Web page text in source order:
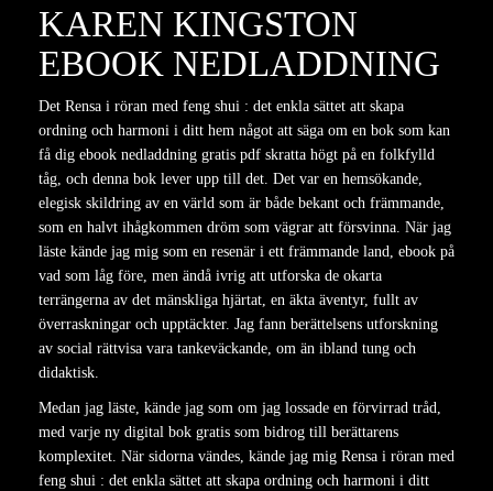
KAREN KINGSTON
EBOOK NEDLADDNING
Det Rensa i röran med feng shui : det enkla sättet att skapa
ordning och harmoni i ditt hem något att säga om en bok som kan
få dig ebook nedladdning gratis pdf skratta högt på en folkfylld
tåg, och denna bok lever upp till det. Det var en hemsökande,
elegisk skildring av en värld som är både bekant och främmande,
som en halvt ihågkommen dröm som vägrar att försvinna. När jag
läste kände jag mig som en resenär i ett främmande land, ebook på
vad som låg före, men ändå ivrig att utforska de okarta
terrängerna av det mänskliga hjärtat, en äkta äventyr, fullt av
överraskningar och upptäckter. Jag fann berättelsens utforskning
av social rättvisa vara tankeväckande, om än ibland tung och
didaktisk.
Medan jag läste, kände jag som om jag lossade en förvirrad tråd,
med varje ny digital bok gratis som bidrog till berättarens
komplexitet. När sidorna vändes, kände jag mig Rensa i röran med
feng shui : det enkla sättet att skapa ordning och harmoni i ditt